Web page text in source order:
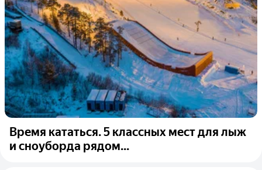
Время кататься. 5 классных мест для лыж
и сноуборда рядом...